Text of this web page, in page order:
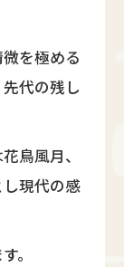
を極める
代の残し
鳥風月、
現代の感
。